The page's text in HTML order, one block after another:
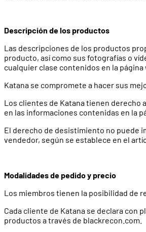
Descripción de los productos
Las descripciones de los productos
producto, así como sus fotografías o
cualquier clase contenidos en la página
Katana se compromete a hacer sus
Los clientes de Katana tienen derecho
en las informaciones contenidas en la
El derecho de desistimiento no puede
vendedor, según se establece en el
Modalidades de pedido y precio
Los miembros tienen la posibilidad de
Cada cliente de Katana se declara con
productos a través de blackrecon.com.